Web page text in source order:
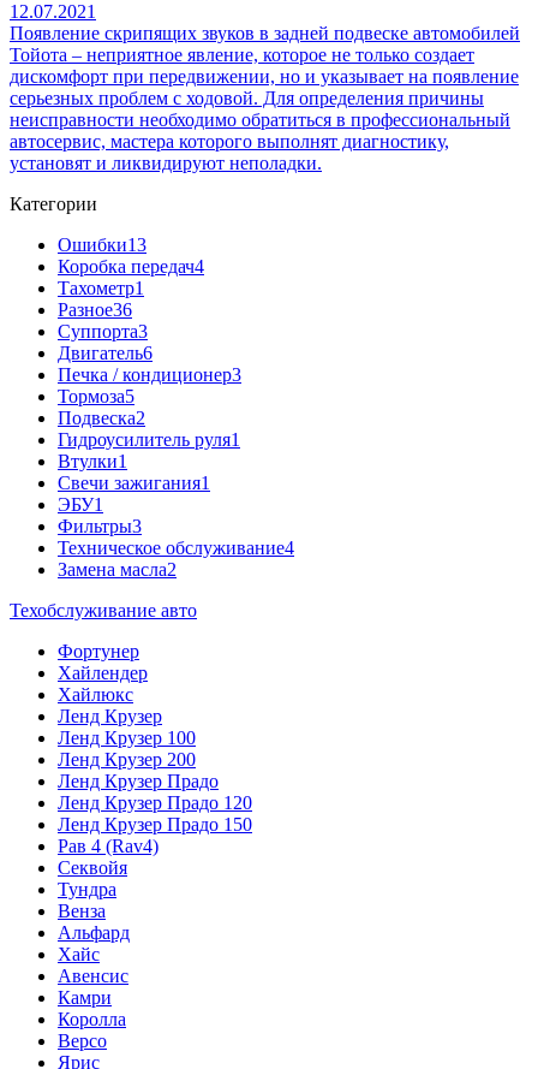
12.07.2021
Появление скрипящих звуков в задней подвеске автомобилей
Тойота – неприятное явление, которое не только создает
дискомфорт при передвижении, но и указывает на появление
серьезных проблем с ходовой. Для определения причины
неисправности необходимо обратиться в профессиональный
автосервис, мастера которого выполнят диагностику,
установят и ликвидируют неполадки.
Категории
Ошибки13
Коробка передач4
Тахометр1
Разное36
Cуппорта3
Двигатель6
Печка / кондиционер3
Тормоза5
Подвеска2
Гидроусилитель руля1
Втулки1
Свечи зажигания1
ЭБУ1
Фильтры3
Техническое обслуживание4
Замена масла2
Техобслуживание авто
Фортунер
Хайлендер
Хайлюкс
Ленд Крузер
Ленд Крузер 100
Ленд Крузер 200
Ленд Крузер Прадо
Ленд Крузер Прадо 120
Ленд Крузер Прадо 150
Рав 4 (Rav4)
Секвойя
Тундра
Венза
Альфард
Хайс
Авенсис
Камри
Королла
Версо
Ярис